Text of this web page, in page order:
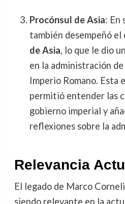
Procónsul de Asia: En
también desempeñó el
de Asia, lo que le dio
en la administración
Imperio Romano. Esta
permitió entender las
gobierno imperial y
reflexiones sobre la
Relevancia
El legado de Marco
siendo relevante en la